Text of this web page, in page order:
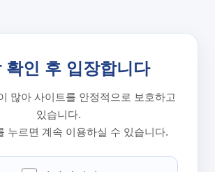
확인 후 입장합니다
많아 사이트를 안정적으로 보호하고
있습니다.
누르면 계속 이용하실 수 있습니다.